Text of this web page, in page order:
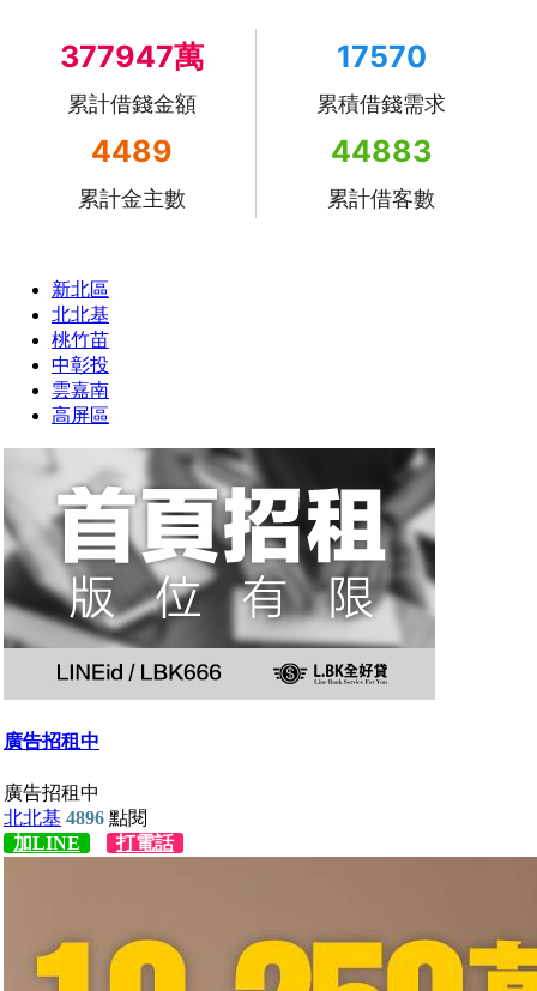
377947萬
累計借錢金額
17570
累積借錢需求
4489
累計金主數
44883
累計借客數